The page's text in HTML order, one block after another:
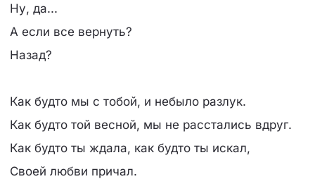
Ну, да...
А если все вернуть?
Назад?
Как будто мы с тобой, и небыло разлук.
Как будто той весной, мы не расстались вдруг.
Как будто ты ждала, как будто ты искал,
Своей любви причал.